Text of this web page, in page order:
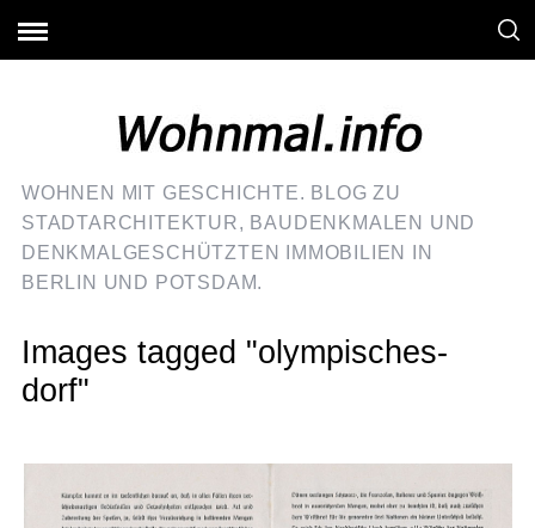
WOHNEN MIT GESCHICHTE. BLOG ZU
STADTARCHITEKTUR, BAUDENKMALEN UND
DENKMALGESCHÜTZTEN IMMOBILIEN IN
BERLIN UND POTSDAM.
Images tagged "olympisches-
dorf"